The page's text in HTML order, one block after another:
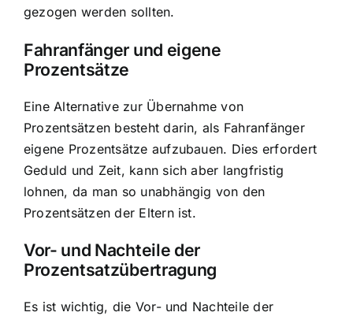
gezogen werden sollten.
Fahranfänger und eigene
Prozentsätze
Eine Alternative zur Übernahme von
Prozentsätzen besteht darin, als Fahranfänger
eigene Prozentsätze aufzubauen. Dies erfordert
Geduld und Zeit, kann sich aber langfristig
lohnen, da man so unabhängig von den
Prozentsätzen der Eltern ist.
Vor- und Nachteile der
Prozentsatzübertragung
Es ist wichtig, die Vor- und Nachteile der